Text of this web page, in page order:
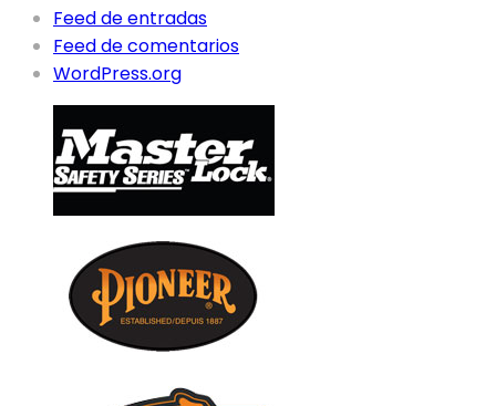
Feed de entradas
Feed de comentarios
WordPress.org